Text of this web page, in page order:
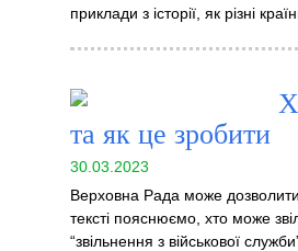
приклади з історії, як різні
та як це зробити
30.03.2023
Верховна Рада може
тексті пояснюємо, хто може
“звільнення з військової